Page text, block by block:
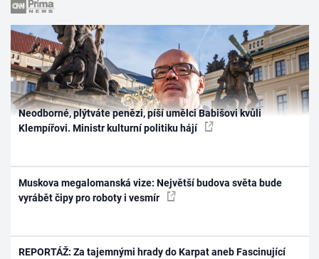
Neodborné, plýtváte penězi, píší umělci Babišovi kvůli
Klempířovi. Ministr kulturní politiku hájí
Muskova megalomanská vize: Největší budova světa bude
vyrábět čipy pro roboty i vesmír
REPORTÁŽ: Za tajemnými hrady do Karpat aneb Fascinující